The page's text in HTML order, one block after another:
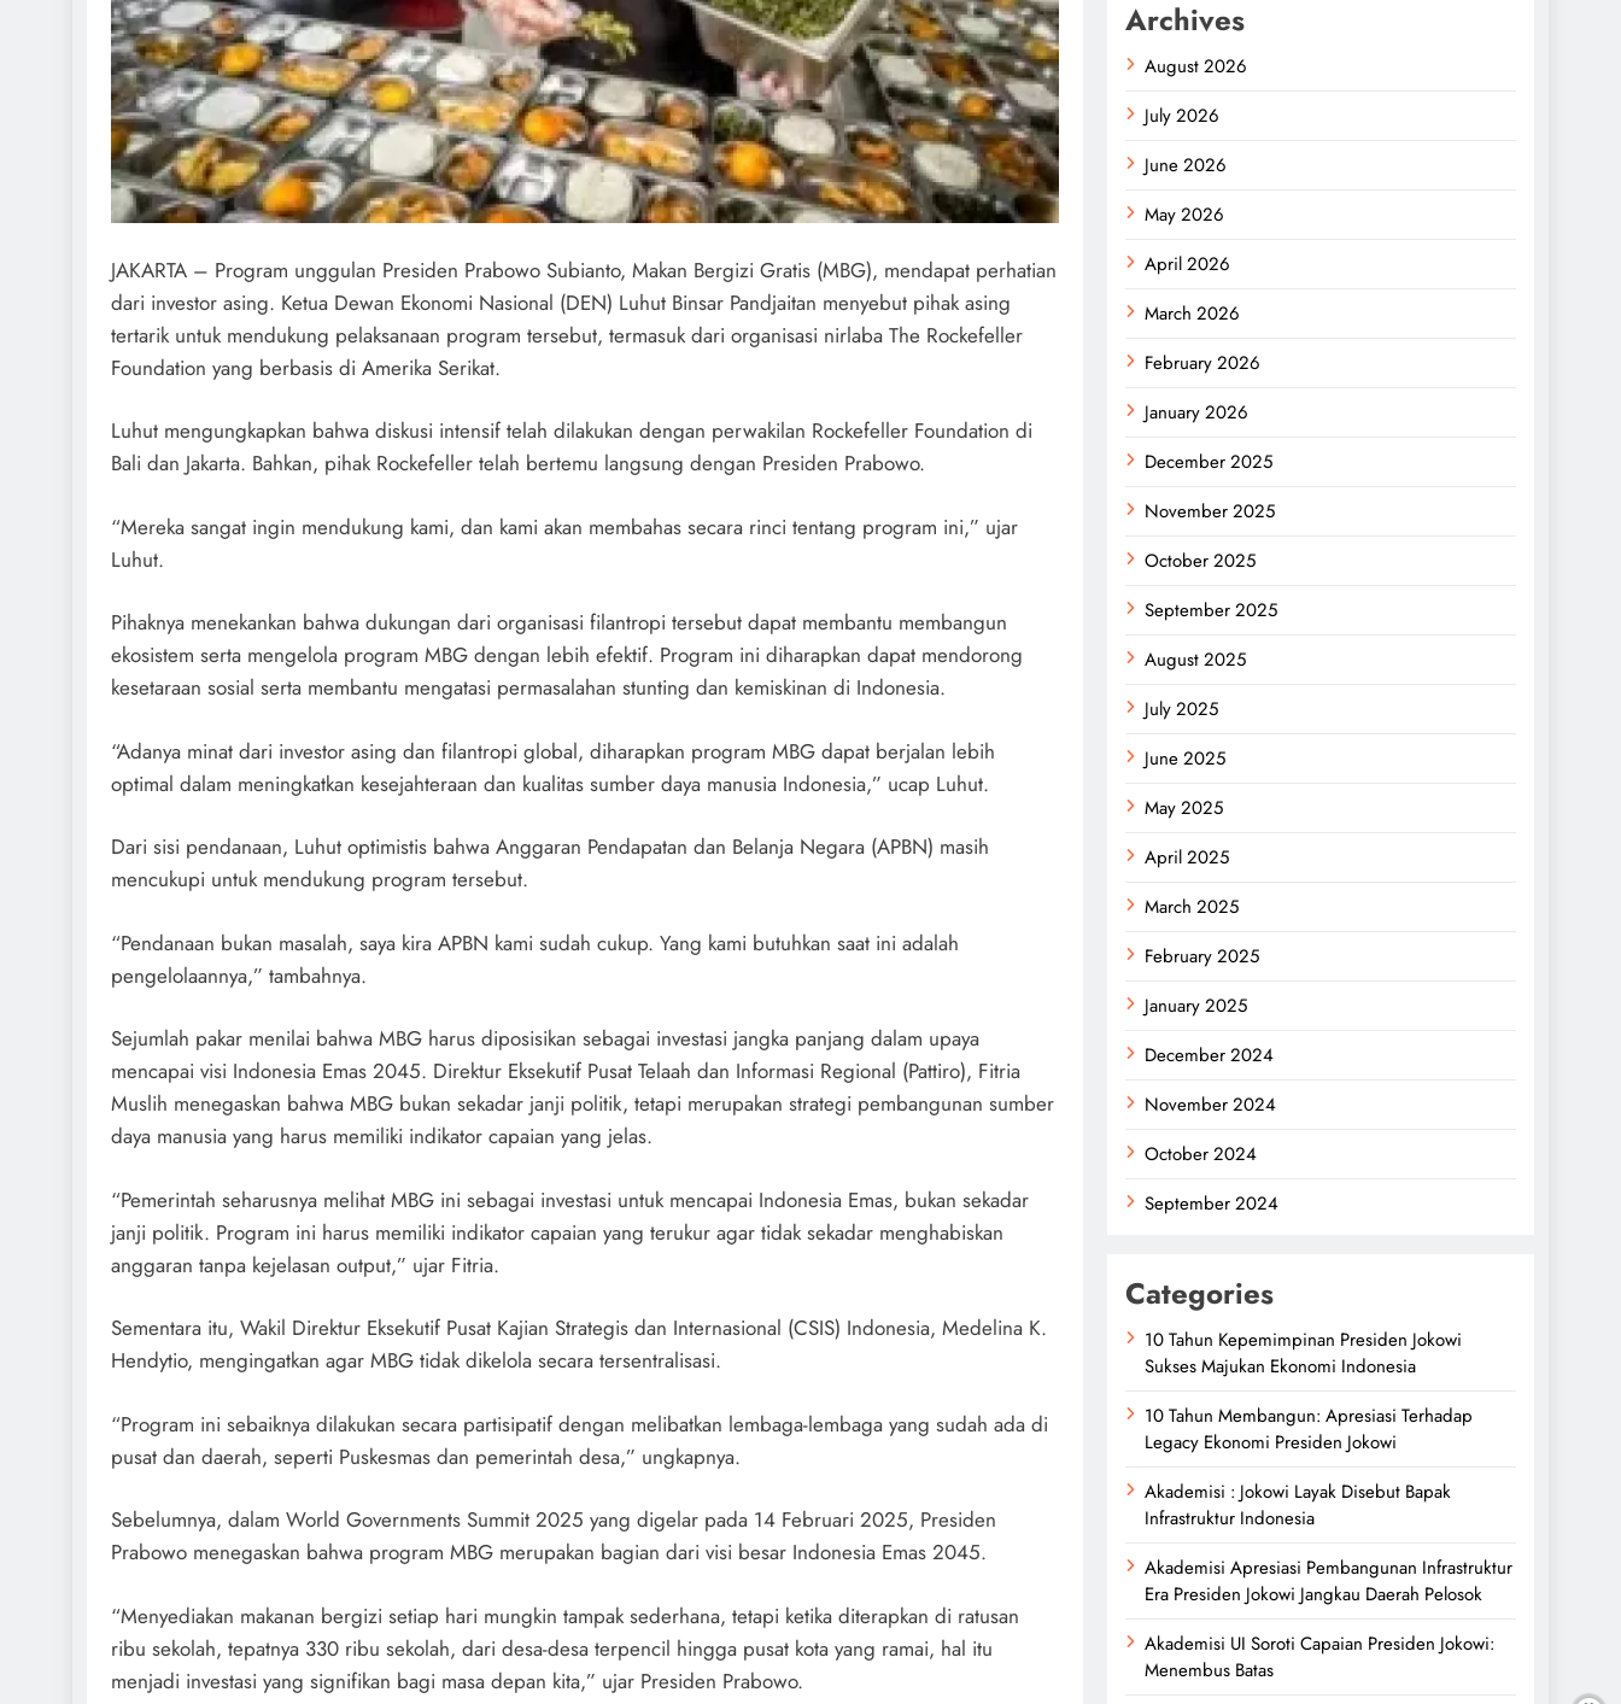
JAKARTA – Program unggulan Presiden Prabowo Subianto, Makan Bergizi Gratis (MBG), mendapat perhatian
dari investor asing. Ketua Dewan Ekonomi Nasional (DEN) Luhut Binsar Pandjaitan menyebut pihak asing
tertarik untuk mendukung pelaksanaan program tersebut, termasuk dari organisasi nirlaba The Rockefeller
Foundation yang berbasis di Amerika Serikat.
Luhut mengungkapkan bahwa diskusi intensif telah dilakukan dengan perwakilan Rockefeller Foundation di
Bali dan Jakarta. Bahkan, pihak Rockefeller telah bertemu langsung dengan Presiden Prabowo.
“Mereka sangat ingin mendukung kami, dan kami akan membahas secara rinci tentang program ini,” ujar
Luhut.
Pihaknya menekankan bahwa dukungan dari organisasi filantropi tersebut dapat membantu membangun
ekosistem serta mengelola program MBG dengan lebih efektif. Program ini diharapkan dapat mendorong
kesetaraan sosial serta membantu mengatasi permasalahan stunting dan kemiskinan di Indonesia.
“Adanya minat dari investor asing dan filantropi global, diharapkan program MBG dapat berjalan lebih
optimal dalam meningkatkan kesejahteraan dan kualitas sumber daya manusia Indonesia,” ucap Luhut.
Dari sisi pendanaan, Luhut optimistis bahwa Anggaran Pendapatan dan Belanja Negara (APBN) masih
mencukupi untuk mendukung program tersebut.
“Pendanaan bukan masalah, saya kira APBN kami sudah cukup. Yang kami butuhkan saat ini adalah
pengelolaannya,” tambahnya.
Sejumlah pakar menilai bahwa MBG harus diposisikan sebagai investasi jangka panjang dalam upaya
mencapai visi Indonesia Emas 2045. Direktur Eksekutif Pusat Telaah dan Informasi Regional (Pattiro), Fitria
Muslih menegaskan bahwa MBG bukan sekadar janji politik, tetapi merupakan strategi pembangunan sumber
daya manusia yang harus memiliki indikator capaian yang jelas.
“Pemerintah seharusnya melihat MBG ini sebagai investasi untuk mencapai Indonesia Emas, bukan sekadar
janji politik. Program ini harus memiliki indikator capaian yang terukur agar tidak sekadar menghabiskan
anggaran tanpa kejelasan output,” ujar Fitria.
Sementara itu, Wakil Direktur Eksekutif Pusat Kajian Strategis dan Internasional (CSIS) Indonesia, Medelina K.
Hendytio, mengingatkan agar MBG tidak dikelola secara tersentralisasi.
“Program ini sebaiknya dilakukan secara partisipatif dengan melibatkan lembaga-lembaga yang sudah ada di
pusat dan daerah, seperti Puskesmas dan pemerintah desa,” ungkapnya.
Sebelumnya, dalam World Governments Summit 2025 yang digelar pada 14 Februari 2025, Presiden
Prabowo menegaskan bahwa program MBG merupakan bagian dari visi besar Indonesia Emas 2045.
“Menyediakan makanan bergizi setiap hari mungkin tampak sederhana, tetapi ketika diterapkan di ratusan
ribu sekolah, tepatnya 330 ribu sekolah, dari desa-desa terpencil hingga pusat kota yang ramai, hal itu
menjadi investasi yang signifikan bagi masa depan kita,” ujar Presiden Prabowo.
Archives
August 2026
July 2026
June 2026
May 2026
April 2026
March 2026
February 2026
January 2026
December 2025
November 2025
October 2025
September 2025
August 2025
July 2025
June 2025
May 2025
April 2025
March 2025
February 2025
January 2025
December 2024
November 2024
October 2024
September 2024
Categories
10 Tahun Kepemimpinan Presiden Jokowi
Sukses Majukan Ekonomi Indonesia
10 Tahun Membangun: Apresiasi Terhadap
Legacy Ekonomi Presiden Jokowi
Akademisi : Jokowi Layak Disebut Bapak
Infrastruktur Indonesia
Akademisi Apresiasi Pembangunan Infrastruktur
Era Presiden Jokowi Jangkau Daerah Pelosok
Akademisi UI Soroti Capaian Presiden Jokowi:
Menembus Batas